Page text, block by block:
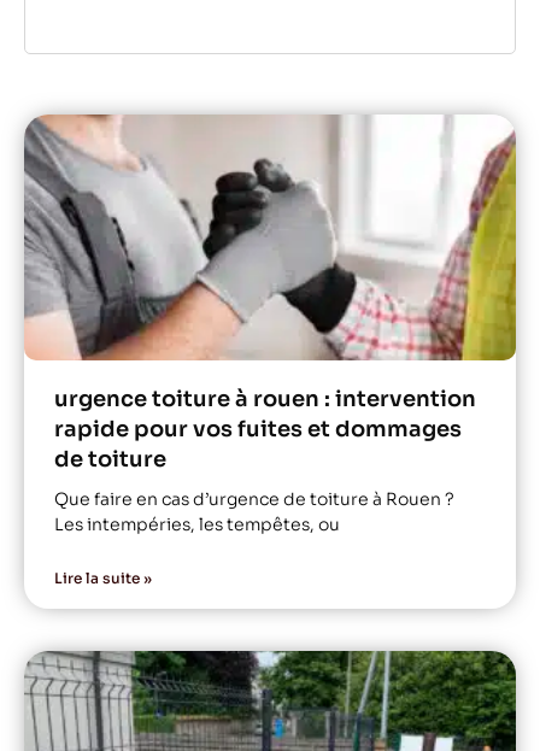
urgence toiture à rouen : intervention
rapide pour vos fuites et dommages
de toiture
Que faire en cas d’urgence de toiture à Rouen ?
Les intempéries, les tempêtes, ou
Lire la suite »